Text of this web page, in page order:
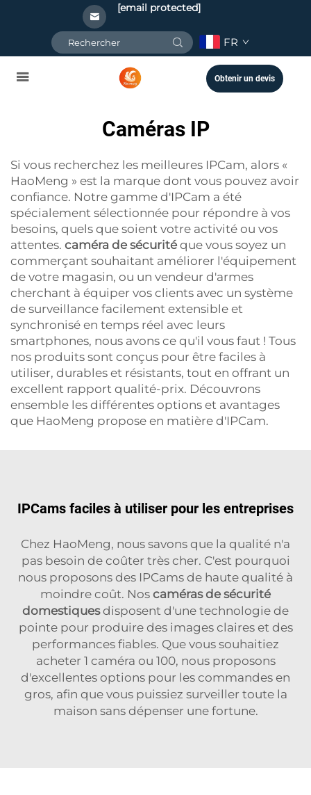
[email protected]
FR
Obtenir un devis
Caméras IP
Si vous recherchez les meilleures IPCam, alors «
HaoMeng » est la marque dont vous pouvez avoir
confiance. Notre gamme d'IPCam a été
spécialement sélectionnée pour répondre à vos
besoins, quels que soient votre activité ou vos
attentes. caméra de sécurité que vous soyez un
commerçant souhaitant améliorer l'équipement
de votre magasin, ou un vendeur d'armes
cherchant à équiper vos clients avec un système
de surveillance facilement extensible et
synchronisé en temps réel avec leurs
smartphones, nous avons ce qu'il vous faut ! Tous
nos produits sont conçus pour être faciles à
utiliser, durables et résistants, tout en offrant un
excellent rapport qualité-prix. Découvrons
ensemble les différentes options et avantages
que HaoMeng propose en matière d'IPCam.
IPCams faciles à utiliser pour les entreprises
Chez HaoMeng, nous savons que la qualité n'a
pas besoin de coûter très cher. C'est pourquoi
nous proposons des IPCams de haute qualité à
moindre coût. Nos caméras de sécurité
domestiquesdisposent d'une technologie de
pointe pour produire des images claires et des
performances fiables. Que vous souhaitiez
acheter 1 caméra ou 100, nous proposons
d'excellentes options pour les commandes en
gros, afin que vous puissiez surveiller toute la
maison sans dépenser une fortune.